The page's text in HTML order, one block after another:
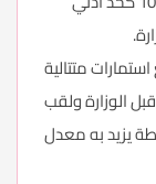
متتالية
الوزارة ولقب
بالإضافة إلى حصوله على 500 نقطة يزيد به معدل